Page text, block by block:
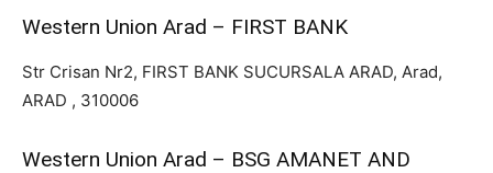
Western Union Arad – FIRST BANK
Str Crisan Nr2, FIRST BANK SUCURSALA ARAD, Arad,
ARAD , 310006
Western Union Arad – BSG AMANET AND